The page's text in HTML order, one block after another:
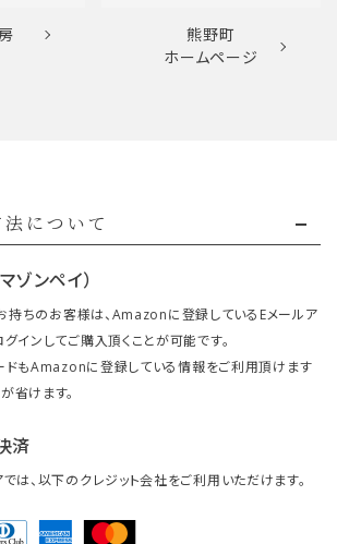
熊野町
ホームページ
について
ゾンペイ）
持ちのお客様は、Amazonに登録しているEメールア
インしてご購入頂くことが可能です。
ドもAmazonに登録している情報をご利用頂けます
省けます。
済
は、以下のクレジット会社をご利用いただけます。